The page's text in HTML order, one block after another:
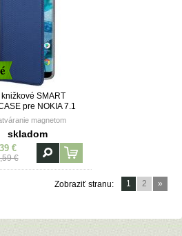
knižkové SMART
pre NOKIA 7.1
modré magnetom
skladom
€
€
Zobraziť stranu: 1 2 »